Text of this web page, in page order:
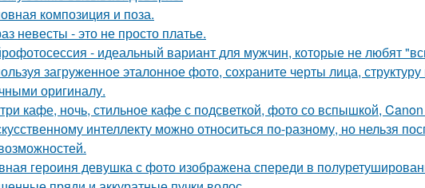
композиция и поза.
невесты - это не просто платье.
- идеальный вариант для мужчин, которые не любят
загруженное эталонное фото, сохраните черты лица,
оригиналу.
кафе, ночь, стильное кафе с подсветкой, фото со вспышкой,
интеллекту можно относиться по-разному, но нельзя
героиня девушка с фото изображена спереди в